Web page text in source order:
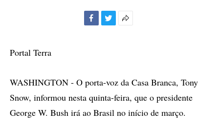
Portal Terra
WASHINGTON - O porta-voz da Casa Branca, Tony
Snow, informou nesta quinta-feira, que o presidente
George W. Bush irá ao Brasil no início de março.